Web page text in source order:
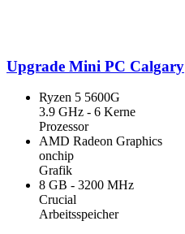
Upgrade Mini PC Calgary
Ryzen 5 5600G
3.9 GHz - 6 Kerne
Prozessor
AMD Radeon Graphics
onchip
Grafik
8 GB - 3200 MHz
Crucial
Arbeitsspeicher